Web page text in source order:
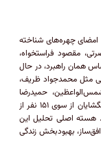
امضای چهره‌های شناخته
مقصود فراستخواه،
همان راهبرد، در حال
مثل محمدجواد ظریف،
حمیدرضا
جلائی‌پور و حسین سلاح‌ورزی را همراه خود دارد. بیانیه راهگشایان از سوی ۱۵۱ نفر از
هسته اصلی تحلیل این
بهبودبخش زندگی